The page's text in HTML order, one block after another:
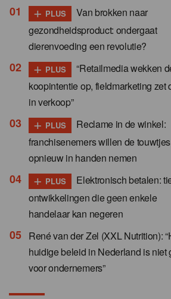
+ PLUS
Van brokken naar
gezondheidsproduct: ondergaat
dierenvoeding een revolutie?
+ PLUS
“Retailmedia wekken
koopintentie op, fieldmarketing zet
in verkoop”
+ PLUS
Reclame in de winkel:
franchisenemers willen de touwtjes
opnieuw in handen nemen
+ PLUS
Elektronisch betalen:
ontwikkelingen die geen enkele
handelaar kan negeren
René van der Zel (XXL Nutrition):
huidige beleid in Nederland is niet
voor ondernemers”